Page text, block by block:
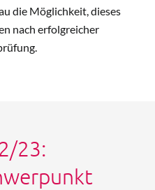
die Möglichkeit, dieses
nach erfolgreicher
23: